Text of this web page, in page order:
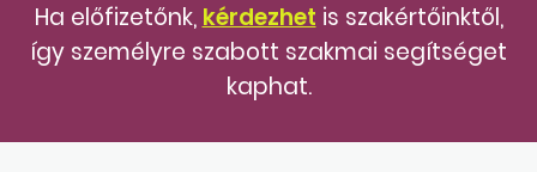
Ha előfizetőnk, kérdezhet is szakértőinktől,
így személyre szabott szakmai segítséget
kaphat.